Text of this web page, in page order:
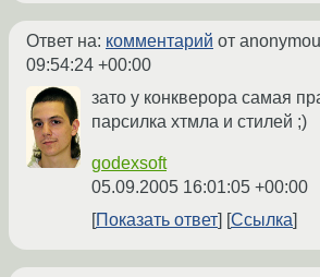
Ответ на: комментарий от
09:54:24 +00:00
зато у конкверора самая
парсилка хтмла и стилей ;)
godexsoft
05.09.2005 16:01:05 +00:00
Показать ответ
Ссылка